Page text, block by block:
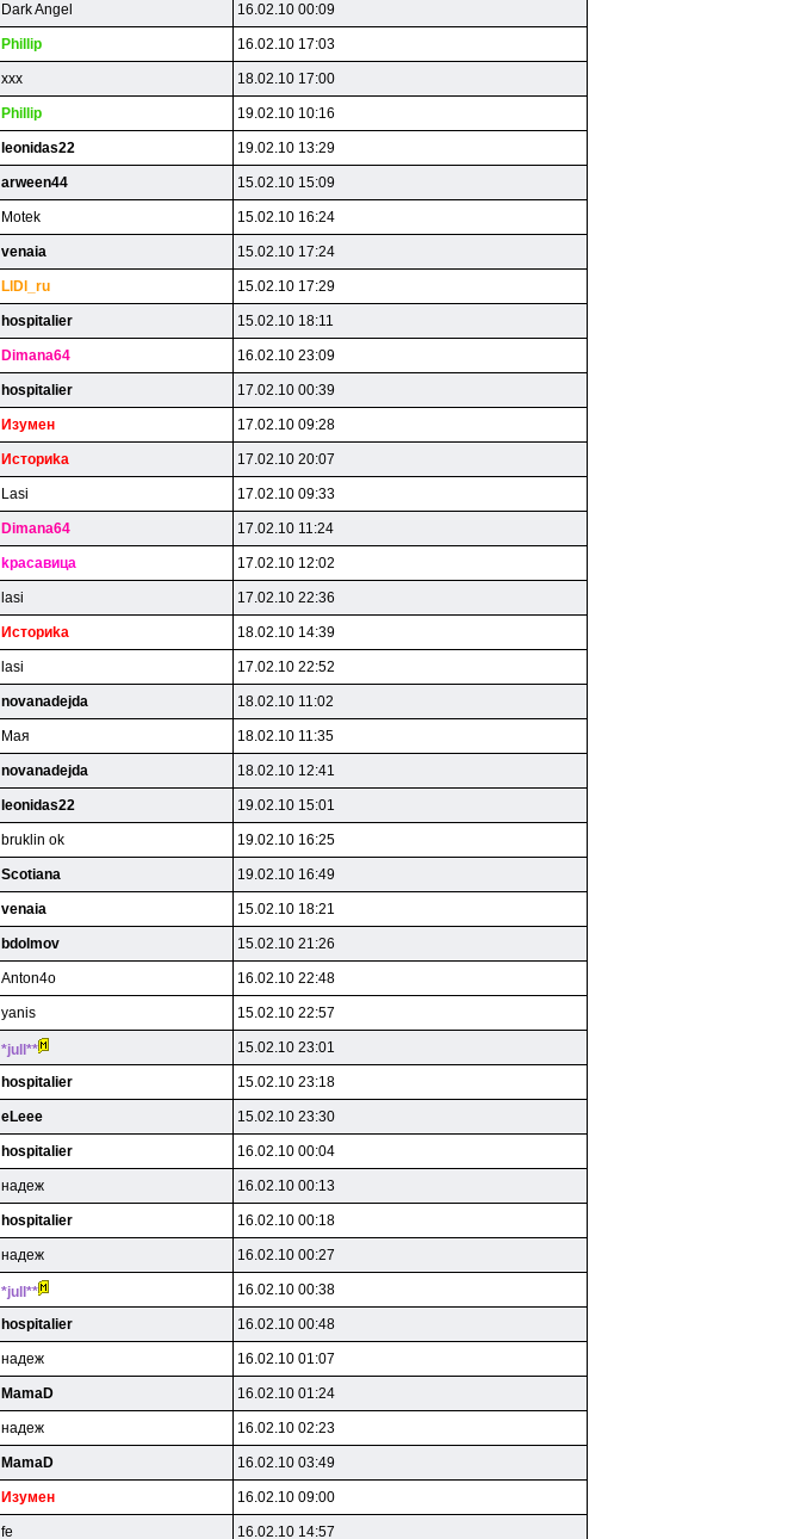
Dark Angel 16.02.10 00:09
Phillip 16.02.10 17:03
xxx 18.02.10 17:00
Phillip 19.02.10 10:16
leonidas22 19.02.10 13:29
arween44 15.02.10 15:09
Motek 15.02.10 16:24
venaia 15.02.10 17:24
LlDl_ru 15.02.10 17:29
hospitalier 15.02.10 18:11
Dimana64 16.02.10 23:09
hospitalier 17.02.10 00:39
Изyмeн 17.02.10 09:28
Иcтopиka 17.02.10 20:07
Lasi 17.02.10 09:33
Dimana64 17.02.10 11:24
kpacaвицa 17.02.10 12:02
lasi 17.02.10 22:36
Иcтopиka 18.02.10 14:39
lasi 17.02.10 22:52
novanadejda 18.02.10 11:02
Maя 18.02.10 11:35
novanadejda 18.02.10 12:41
leonidas22 19.02.10 15:01
bruklin ok 19.02.10 16:25
Scotiana 19.02.10 16:49
venaia 15.02.10 18:21
bdolmov 15.02.10 21:26
Anton4o 16.02.10 22:48
yanis 15.02.10 22:57
*jull** 15.02.10 23:01
hospitalier 15.02.10 23:18
eLeee 15.02.10 23:30
hospitalier 16.02.10 00:04
нaдeж 16.02.10 00:13
hospitalier 16.02.10 00:18
нaдeж 16.02.10 00:27
*jull** 16.02.10 00:38
hospitalier 16.02.10 00:48
нaдeж 16.02.10 01:07
MamaD 16.02.10 01:24
нaдeж 16.02.10 02:23
MamaD 16.02.10 03:49
Изyмeн 16.02.10 09:00
fe 16.02.10 14:57